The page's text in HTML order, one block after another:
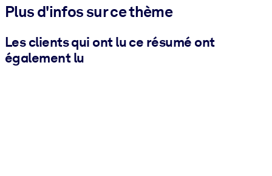
Plus d'infos sur ce thème
Les clients qui ont lu ce résumé ont
également lu